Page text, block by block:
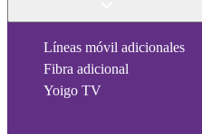
Líneas móvil adicionales
Fibra adicional
Yoigo TV